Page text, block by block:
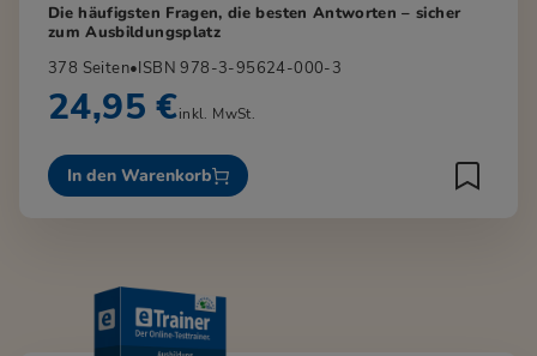
Die häufigsten Fragen, die besten Antworten – sicher
zum Ausbildungsplatz
378 Seiten•ISBN 978-3-95624-000-3
24,95 €inkl. MwSt.
In den Warenkorb